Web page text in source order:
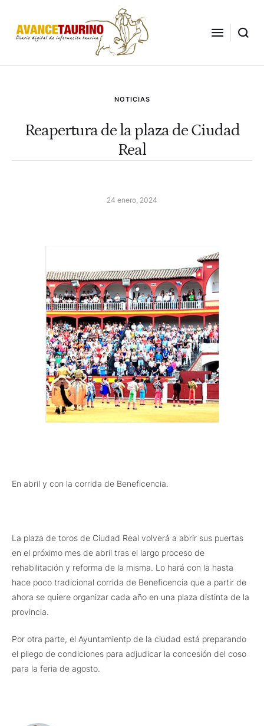
NOTICIAS
Reapertura de la plaza de Ciudad
Real
24 enero, 2024
En abril y con la corrida de Beneficencia.
La plaza de toros de Ciudad Real volverá a abrir sus puertas
en el próximo mes de abril tras el largo proceso de
rehabilitación y reforma de la misma. Lo hará con la hasta
hace poco tradicional corrida de Beneficencia que a partir de
ahora se quiere organizar cada año en una plaza distinta de la
provincia.
Por otra parte, el Ayuntamientp de la ciudad está preparando
el pliego de condiciones para adjudicar la concesión del coso
para la feria de agosto.